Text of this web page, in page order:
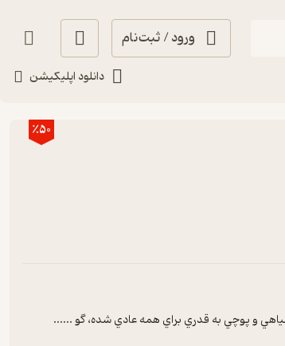
ورود / ثبت‌نام
دانلود اپلیکیشن
٪50
سياهي و پوچي به قدري براي همه عادي شده، گو ......